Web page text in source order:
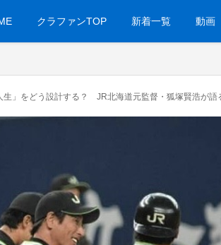
クラファンTOP 新着一覧 動画
生」をどう設計する？ JR北海道元監督・狐塚賢浩が語